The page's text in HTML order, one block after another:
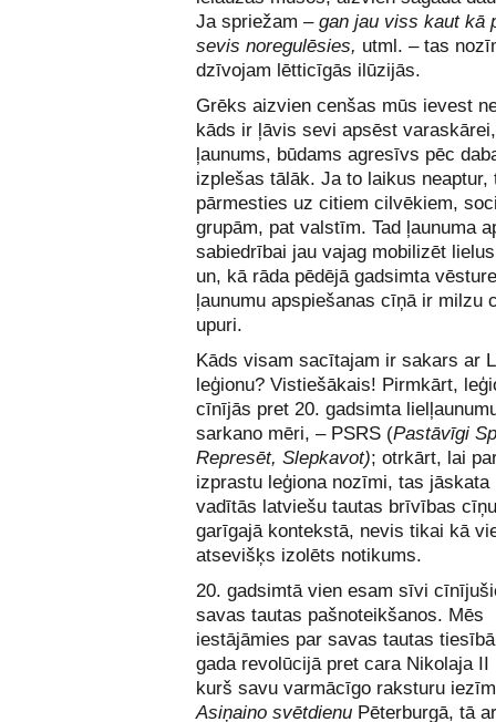
Ja spriežam – gan jau viss kaut kā
sevis noregulēsies, utml. – tas
dzīvojam lētticīgās ilūzijās.
Grēks aizvien cenšas mūs ievest
kāds ir ļāvis sevi apsēst
ļaunums, būdams agresīvs pēc
izplešas tālāk. Ja to laikus neaptur,
pārmesties uz citiem cilvēkiem,
grupām, pat valstīm. Tad ļaunuma
sabiedrībai jau vajag mobilizēt
un, kā rāda pēdējā gadsimta
ļaunumu apspiešanas cīņā ir milzu
upuri.
Kāds visam sacītajam ir sakars ar
leģionu? Vistiešākais! Pirmkārt,
cīnījās pret 20. gadsimta
sarkano mēri, – PSRS (Pastāvīgi
Represēt, Slepkavot); otrkārt, lai
izprastu leģiona nozīmi, tas jāskata
vadītās latviešu tautas brīvības
garīgajā kontekstā, nevis tikai kā
atsevišķs izolēts notikums.
20. gadsimtā vien esam sīvi
savas tautas pašnoteikšanos. Mēs
iestājāmies par savas tautas
gada revolūcijā pret cara Nikolaja II
kurš savu varmācīgo raksturu
Asiņaino svētdienu Pēterburgā, tā